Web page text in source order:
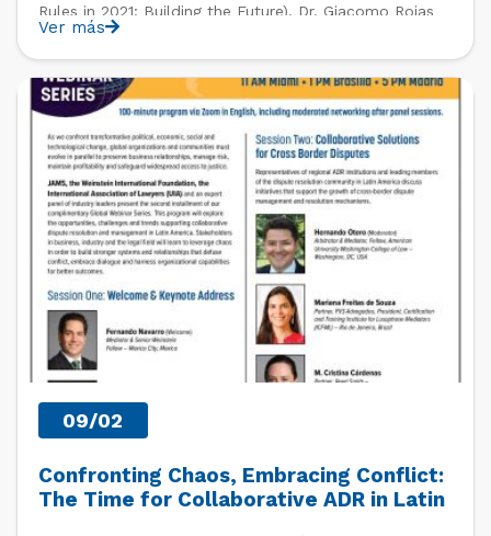
Rules in 2021: Building the Future), Dr. Giacomo Rojas
Elgueta (Does a Right to a Physical Hearing Exist in
International Arbitration?) & Dra. María del Pilar Perales
Viscasillas (The obligation to deliver conforming goods
pursuant to Article 42 CISG).
Ver más
PAST EVENTS
09/02
Confronting Chaos, Embracing Conflict:
The Time for Collaborative ADR in Latin